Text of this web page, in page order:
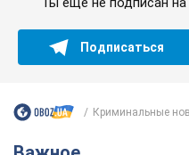
Подписаться
Криминальные